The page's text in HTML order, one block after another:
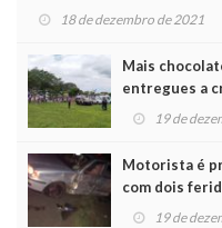
18 de dezembro de 2021
Mais
entregues a
19 de
Motorista é
com dois
19 de